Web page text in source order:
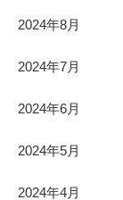
2024年8月
2024年7月
2024年6月
2024年5月
2024年4月